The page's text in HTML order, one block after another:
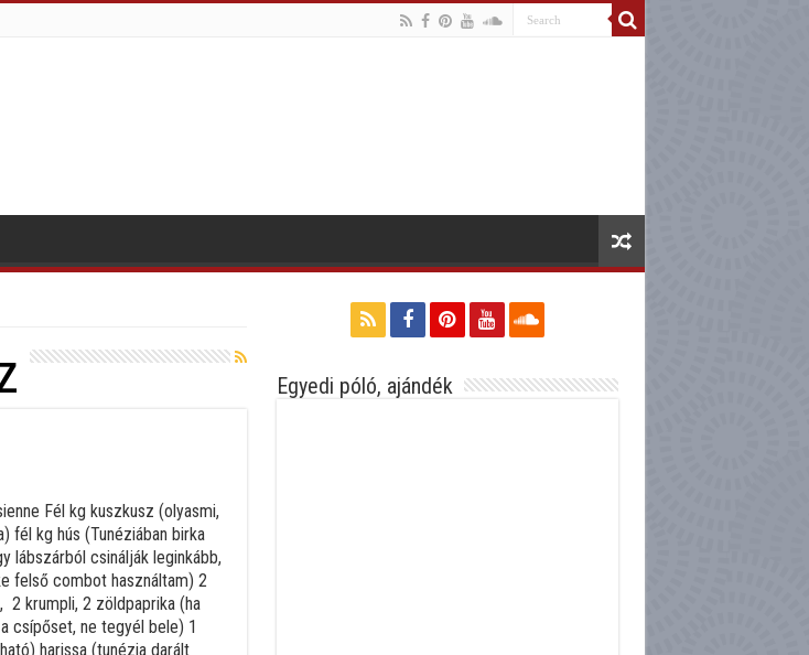
Fél kg kuszkusz (olyasmi,
fél kg hús (Tunéziában birka
lábszárból csinálják leginkább,
felső combot használtam) 2
2 krumpli, 2 zöldpaprika (ha
csípőset, ne tegyél bele) 1
harissa (tunézia darált
Egyedi póló, ajándék